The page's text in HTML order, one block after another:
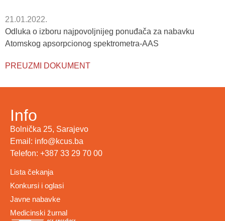
21.01.2022.
Odluka o izboru najpovoljnijeg ponuđača za nabavku
Atomskog apsorpcionog spektrometra-AAS
PREUZMI DOKUMENT
Info
Bolnička 25, Sarajevo
Email: info@kcus.ba
Telefon: +387 33 29 70 00
Lista čekanja
Konkursi i oglasi
Javne nabavke
Medicinski žurnal